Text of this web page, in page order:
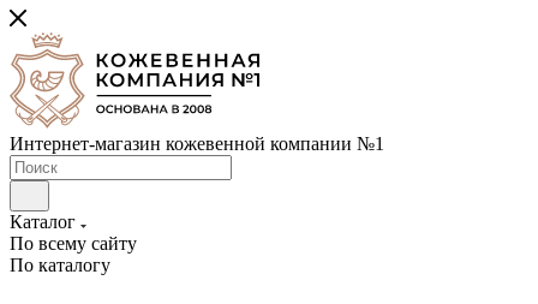
Интернет-магазин кожевенной компании №1
Каталог
По всему сайту
По каталогу